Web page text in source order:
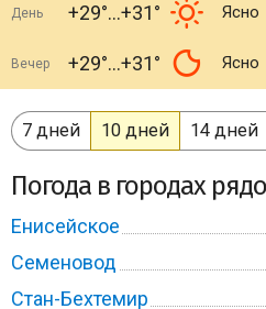
День +29° +31° Ясно
Вечер +29° +31° Ясно
7 дней 10 дней 14 дней
Погода в городах
Енисейское
Семеновод
Стан-Бехтемир